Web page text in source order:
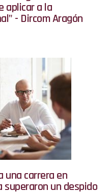
aplicar a la
- Dircom Aragón
una carrera en
superaron un despido